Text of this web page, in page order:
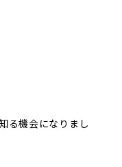
る機会になりまし